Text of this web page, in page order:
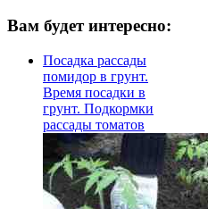
Вам будет интересно:
Посадка рассады
помидор в грунт.
Время посадки в
грунт. Подкормки
рассады томатов